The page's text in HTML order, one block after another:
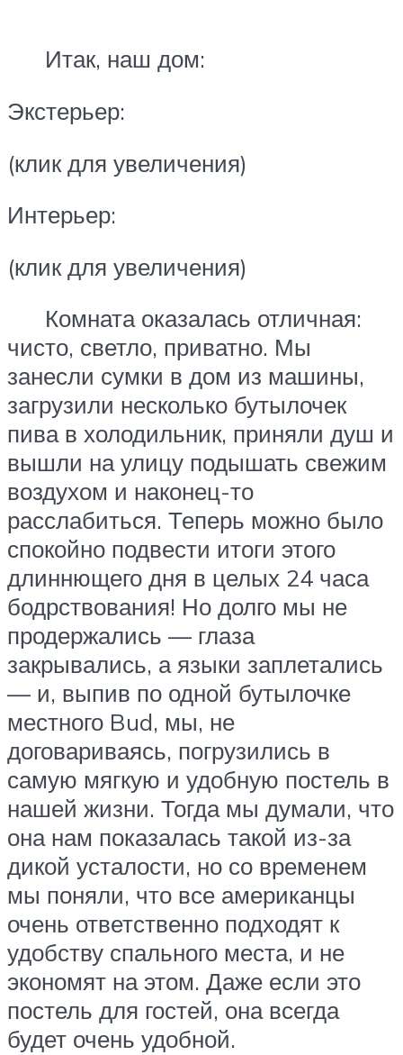
Итак, наш дом:
Экстерьер:
(клик для увеличения)
Интерьер:
(клик для увеличения)
Комната оказалась отличная:
чисто, светло, приватно. Мы
занесли сумки в дом из машины,
загрузили несколько бутылочек
пива в холодильник, приняли душ и
вышли на улицу подышать свежим
воздухом и наконец-то
расслабиться. Теперь можно было
спокойно подвести итоги этого
длиннющего дня в целых 24 часа
бодрствования! Но долго мы не
продержались — глаза
закрывались, а языки заплетались
— и, выпив по одной бутылочке
местного Bud, мы, не
договариваясь, погрузились в
самую мягкую и удобную постель в
нашей жизни. Тогда мы думали, что
она нам показалась такой из-за
дикой усталости, но со временем
мы поняли, что все американцы
очень ответственно подходят к
удобству спального места, и не
экономят на этом. Даже если это
постель для гостей, она всегда
будет очень удобной.